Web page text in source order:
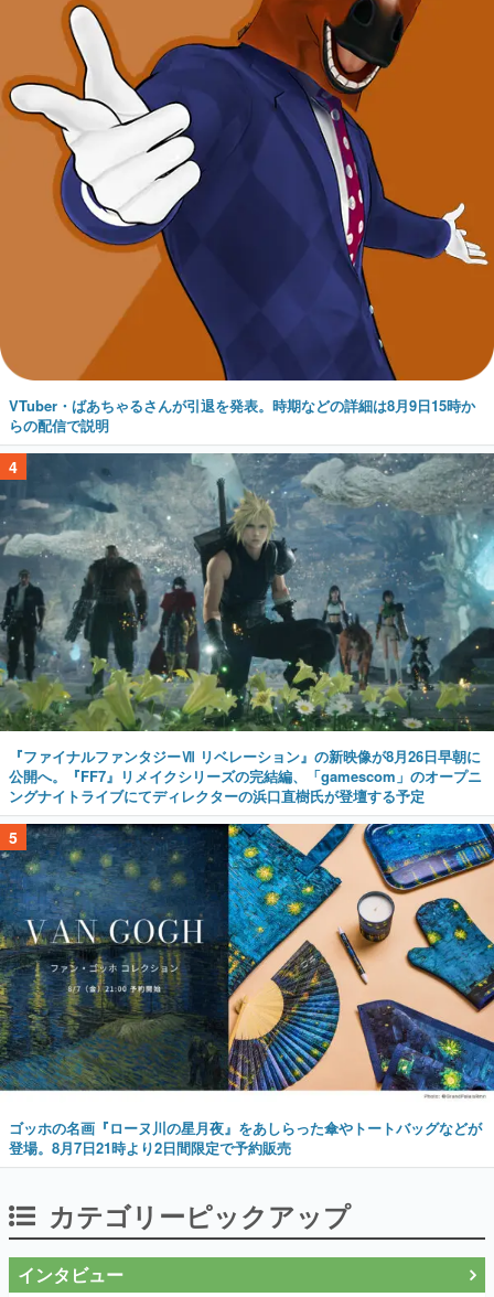
VTuber・ばあちゃるさんが引退を発表。時期などの詳細は8月9日15時か
らの配信で説明
4
『ファイナルファンタジーⅦ リベレーション』の新映像が8月26日早朝に
公開へ。『FF7』リメイクシリーズの完結編、「gamescom」のオープニ
ングナイトライブにてディレクターの浜口直樹氏が登壇する予定
5
ゴッホの名画『ローヌ川の星月夜』をあしらった傘やトートバッグなどが
登場。8月7日21時より2日間限定で予約販売
カテゴリーピックアップ
インタビュー